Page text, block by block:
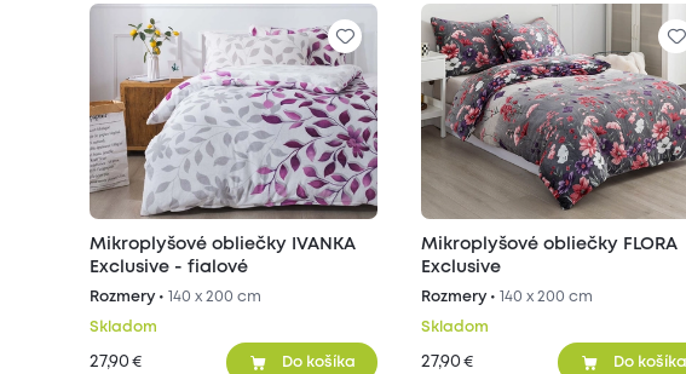
Mikroplyšové obliečky IVANKA
Exclusive - fialové
Rozmery • 140 x 200 cm
Skladom
27,90 € Do košíka
Mikroplyšové obliečky FLORA
Exclusive
Rozmery • 140 x 200 cm
Skladom
27,90 € Do košíka